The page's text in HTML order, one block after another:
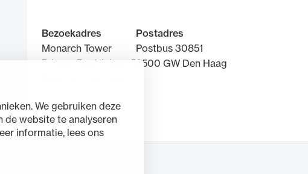
We gebruiken deze
de website te analyseren
informatie, lees ons
Bezoekadres
Monarch Tower
Prinses Beatrixlaan 5
Postadres
Postbus 30851
2500 GW Den Haag
Contact